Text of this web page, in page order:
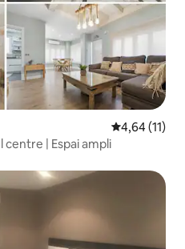
4,64 de
4,64 (11)
centre | Espai ampli